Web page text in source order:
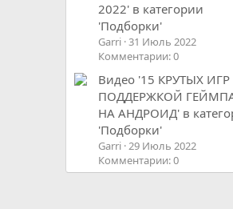
2022' в категории
'Подборки'
Garri 31 Июль 2022
Комментарии: 0
Видео '15 КРУТЫХ ИГР
ПОДДЕРЖКОЙ
НА АНДРОИД' в
'Подборки'
Garri 29 Июль 2022
Комментарии: 0